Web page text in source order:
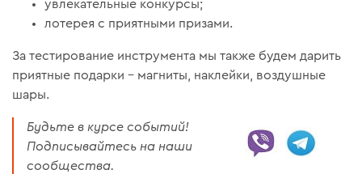
увлекательные конкурсы;
лотерея с приятными призами.
За тестирование инструмента мы также будем дарить
приятные подарки – магниты, наклейки, воздушные
шары.
Будьте в курсе событий!
Подписывайтесь на наши
сообщества.